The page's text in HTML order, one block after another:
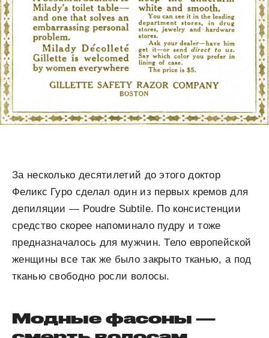
За несколько десятилетий до этого доктор
Феликс Гуро сделал один из первых кремов для
депиляции — Poudre Subtile. По консистенции
средство скорее напоминало пудру и тоже
предназначалось для мужчин. Тело европейской
женщины все так же было закрыто тканью, а под
тканью свободно росли волосы.
Модные фасоны —